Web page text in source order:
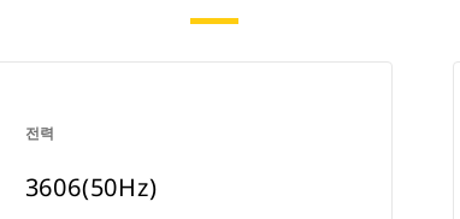
전력
3606(50Hz)